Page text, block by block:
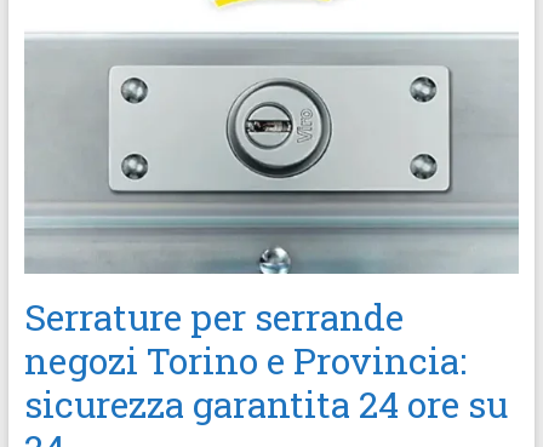
Serrature per serrande
negozi Torino e Provincia:
sicurezza garantita 24 ore su